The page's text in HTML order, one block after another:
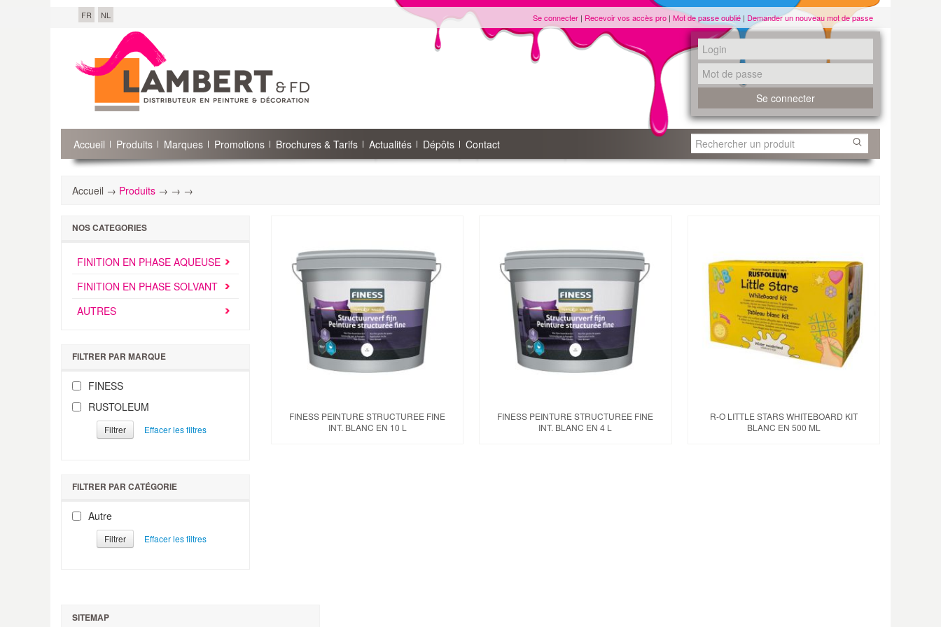
FR NL Se connecter | Recevoir vos accès pro | Mot de passe oublié | Demander un nouveau mot de passe
Accueil Produits Marques Promotions Brochures & Tarifs Actualités Dépôts Contact
Accueil → Produits → → →
NOS CATEGORIES
FINITION EN PHASE AQUEUSE
FINITION EN PHASE SOLVANT
AUTRES
FILTRER PAR MARQUE
FINESS
RUSTOLEUM
Filtrer
FILTRER PAR CATÉGORIE
Autre
Filtrer
FINESS PEINTURE STRUCTUREE FINE
INT. BLANC EN 10 L
FINESS PEINTURE STRUCTUREE FINE
INT. BLANC EN 4 L
R-O LITTLE STARS WHITEBOARD KIT
BLANC EN 500 ML
SITEMAP